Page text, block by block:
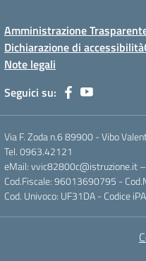
Amministrazione
Dichiarazione di accessibilità
Note legali
Seguici su:
Via F. Zoda n.6 89900 - Vibo
Tel. 0963.42121
eMail: vvic82800c@istruzione.it
Cod.Fiscale: 96013690795 -
Cod. Univoco: UF31DA - Codice